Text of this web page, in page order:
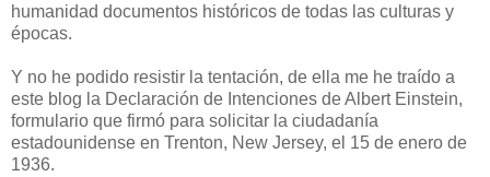
humanidad documentos históricos de todas las culturas y
épocas.
Y no he podido resistir la tentación, de ella me he traído a
este blog la Declaración de Intenciones de Albert Einstein,
formulario que firmó para solicitar la ciudadanía
estadounidense en Trenton, New Jersey, el 15 de enero de
1936.